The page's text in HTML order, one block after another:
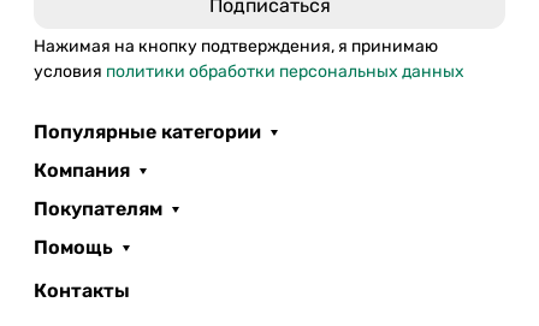
Нажимая на кнопку подтверждения, я принимаю
условия политики обработки персональных данных
Популярные категории
Компания
Покупателям
Помощь
Контакты